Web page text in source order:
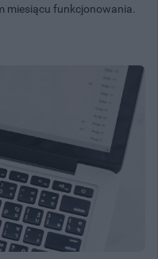
miesiącu funkcjonowania.